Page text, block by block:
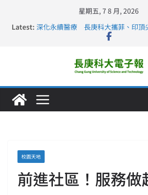
星期五, 7 8 月, 2026
Latest: 深化永續醫療 長庚科大攜菲、印頂
長庚科大訪凱瑟醫療集團、美容學校
仁德醫專與長庚科大締結策略聯盟
長庚科大連四年穩居《遠見》醫學大
校園天地
前進社區！服務做